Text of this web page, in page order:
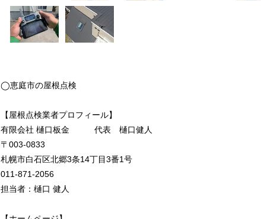
◯恵庭市の屋根点検
【屋根点検業者プロフィール】
有限会社 樋口板金 代表 樋口健人
〒003-0833
札幌市白石区北郷3条14丁目3番1号
011-871-2056
担当者：樋口 健人